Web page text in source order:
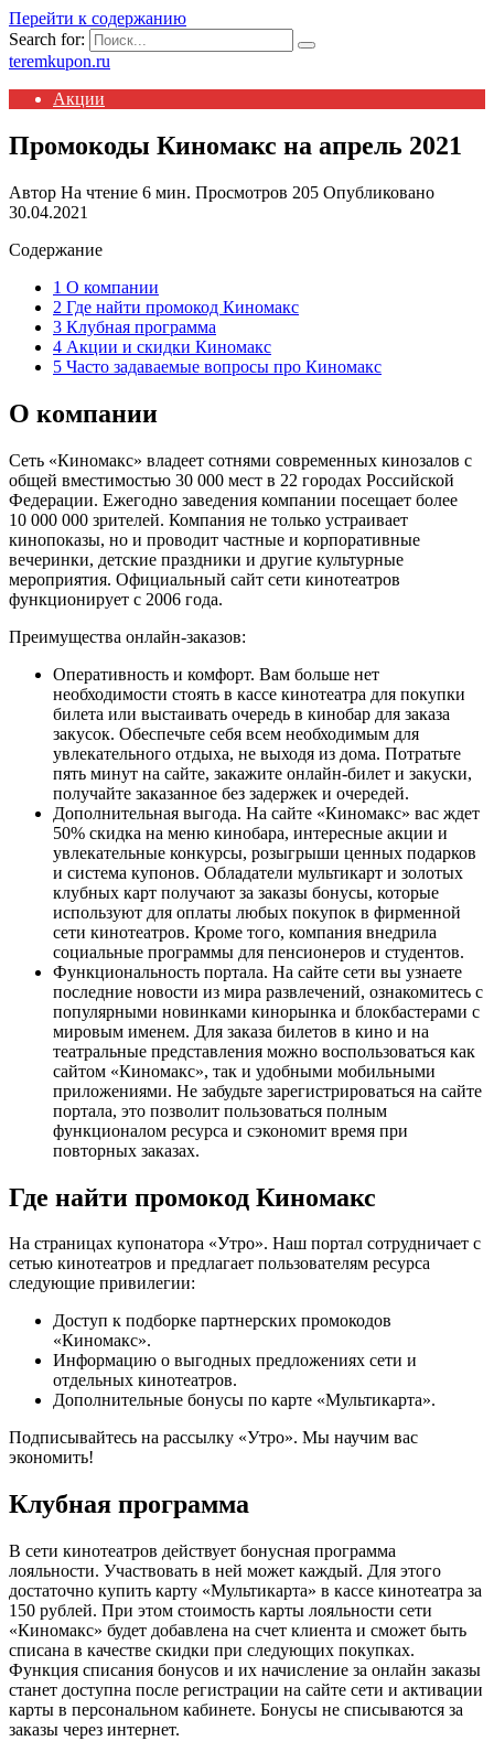
Перейти к содержанию
Search for:
teremkupon.ru
Акции
Промокоды Киномакс на апрель 2021
Автор На чтение 6 мин. Просмотров 205 Опубликовано
30.04.2021
Содержание
1 О компании
2 Где найти промокод Киномакс
3 Клубная программа
4 Акции и скидки Киномакс
5 Часто задаваемые вопросы про Киномакс
О компании
Сеть «Киномакс» владеет сотнями современных кинозалов с
общей вместимостью 30 000 мест в 22 городах Российской
Федерации. Ежегодно заведения компании посещает более
10 000 000 зрителей. Компания не только устраивает
кинопоказы, но и проводит частные и корпоративные
вечеринки, детские праздники и другие культурные
мероприятия. Официальный сайт сети кинотеатров
функционирует с 2006 года.
Преимущества онлайн-заказов:
Оперативность и комфорт. Вам больше нет
необходимости стоять в кассе кинотеатра для покупки
билета или выстаивать очередь в кинобар для заказа
закусок. Обеспечьте себя всем необходимым для
увлекательного отдыха, не выходя из дома. Потратьте
пять минут на сайте, закажите онлайн-билет и закуски,
получайте заказанное без задержек и очередей.
Дополнительная выгода. На сайте «Киномакс» вас ждет
50% скидка на меню кинобара, интересные акции и
увлекательные конкурсы, розыгрыши ценных подарков
и система купонов. Обладатели мультикарт и золотых
клубных карт получают за заказы бонусы, которые
используют для оплаты любых покупок в фирменной
сети кинотеатров. Кроме того, компания внедрила
социальные программы для пенсионеров и студентов.
Функциональность портала. На сайте сети вы узнаете
последние новости из мира развлечений, ознакомитесь с
популярными новинками кинорынка и блокбастерами с
мировым именем. Для заказа билетов в кино и на
театральные представления можно воспользоваться как
сайтом «Киномакс», так и удобными мобильными
приложениями. Не забудьте зарегистрироваться на сайте
портала, это позволит пользоваться полным
функционалом ресурса и сэкономит время при
повторных заказах.
Где найти промокод Киномакс
На страницах купонатора «Утро». Наш портал сотрудничает с
сетью кинотеатров и предлагает пользователям ресурса
следующие привилегии:
Доступ к подборке партнерских промокодов
«Киномакс».
Информацию о выгодных предложениях сети и
отдельных кинотеатров.
Дополнительные бонусы по карте «Мультикарта».
Подписывайтесь на рассылку «Утро». Мы научим вас
экономить!
Клубная программа
В сети кинотеатров действует бонусная программа
лояльности. Участвовать в ней может каждый. Для этого
достаточно купить карту «Мультикарта» в кассе кинотеатра за
150 рублей. При этом стоимость карты лояльности сети
«Киномакс» будет добавлена на счет клиента и сможет быть
списана в качестве скидки при следующих покупках.
Функция списания бонусов и их начисление за онлайн заказы
станет доступна после регистрации на сайте сети и активации
карты в персональном кабинете. Бонусы не списываются за
заказы через интернет.